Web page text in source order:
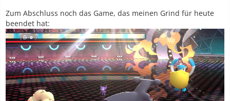
Zum Abschluss noch das Game, das meinen Grind für heute
beendet hat: